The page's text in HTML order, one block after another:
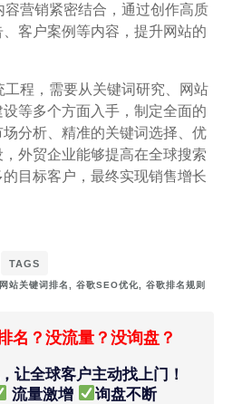
营销紧密结合，通过创作高质
客户案例等内容，提升网站的
程，需要从关键词研究、网站
等多个方面入手，制定全面的
分析、精准的关键词选择、优
外贸企业能够提高在全球搜索
目标客户，最终实现销售增长
TAGS
网站关键词排名 谷歌SEO优化 谷歌排名规则
名？没流量？没询盘？
让全球客户主动找上门！
流量激增 询盘不断